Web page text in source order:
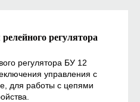
регулятора
регулятора БУ 12
управления с
для работы с цепями